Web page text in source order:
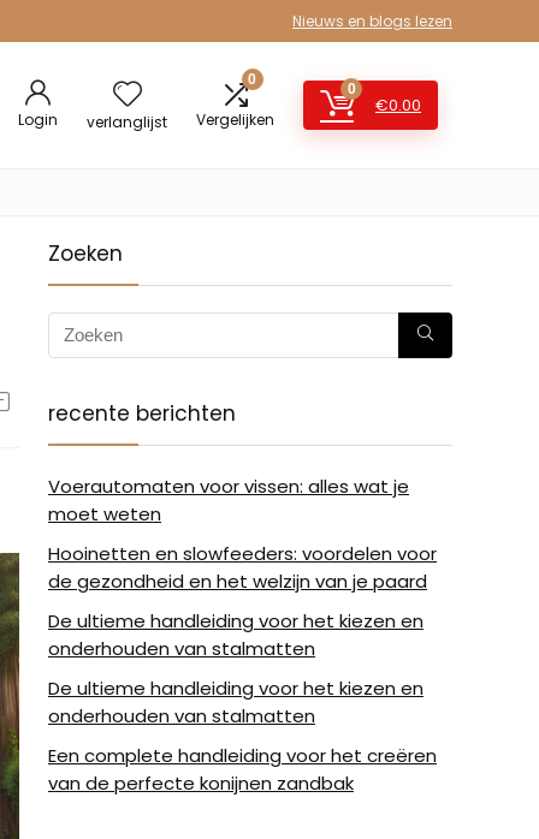
Nieuws en blogs lezen
Login verlanglijst
0
Vergelijken
0
€0.00
Zoeken
recente berichten
Voerautomaten voor vissen: alles wat je
moet weten
Hooinetten en slowfeeders: voordelen voor
de gezondheid en het welzijn van je paard
De ultieme handleiding voor het kiezen en
onderhouden van stalmatten
De ultieme handleiding voor het kiezen en
onderhouden van stalmatten
Een complete handleiding voor het creëren
van de perfecte konijnen zandbak